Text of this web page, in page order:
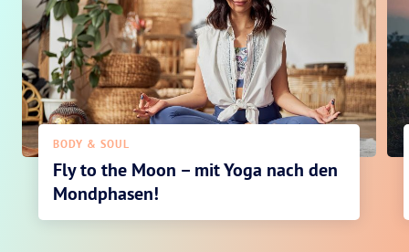
BODY & SOUL
Fly to the Moon – mit Yoga nach den
Mondphasen!